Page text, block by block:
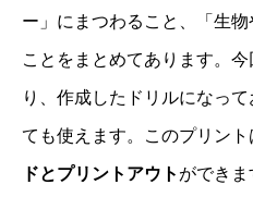
ー」にまつわること、「生
ことをまとめてあります。
り、作成したドリルになっ
ても使えます。このプリント
ドとプリントアウトができ